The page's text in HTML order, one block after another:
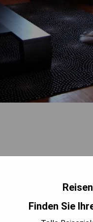
Finden Sie